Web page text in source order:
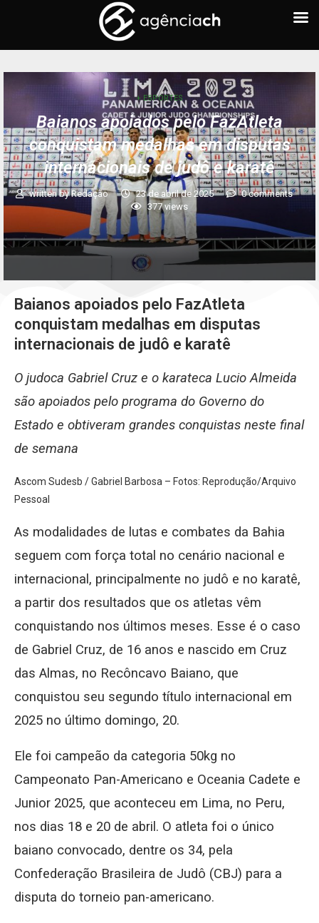
+ ESPORTES
Baianos apoiados pelo FazAtleta
conquistam medalhas em disputas
internacionais de judô e karatê
written byRedação 23 de abril de 2025
0 comments
377views
Baianos apoiados pelo FazAtleta
conquistam medalhas em disputas
internacionais de judô e karatê
O judoca Gabriel Cruz e o karateca Lucio Almeida
são apoiados pelo programa do Governo do
Estado e obtiveram grandes conquistas neste final
de semana
Ascom Sudesb / Gabriel Barbosa – Fotos: Reprodução/Arquivo
Pessoal
As modalidades de lutas e combates da Bahia
seguem com força total no cenário nacional e
internacional, principalmente no judô e no karatê,
a partir dos resultados que os atletas vêm
conquistando nos últimos meses. Esse é o caso
de Gabriel Cruz, de 16 anos e nascido em Cruz
das Almas, no Recôncavo Baiano, que
conquistou seu segundo título internacional em
2025 no último domingo, 20.
Ele foi campeão da categoria 50kg no
Campeonato Pan-Americano e Oceania Cadete e
Junior 2025, que aconteceu em Lima, no Peru,
nos dias 18 e 20 de abril. O atleta foi o único
baiano convocado, dentre os 34, pela
Confederação Brasileira de Judô (CBJ) para a
disputa do torneio pan-americano.